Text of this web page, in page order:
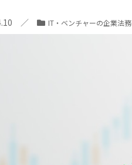
IT・ベンチャーの企業法務